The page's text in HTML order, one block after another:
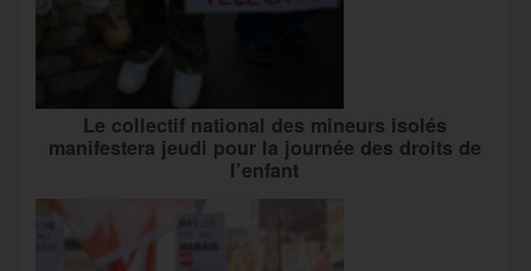
Le collectif national des mineurs isolés
manifestera jeudi pour la journée des droits de
l’enfant